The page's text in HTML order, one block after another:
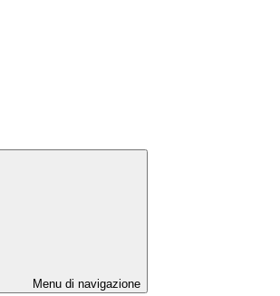
Menu di navigazione